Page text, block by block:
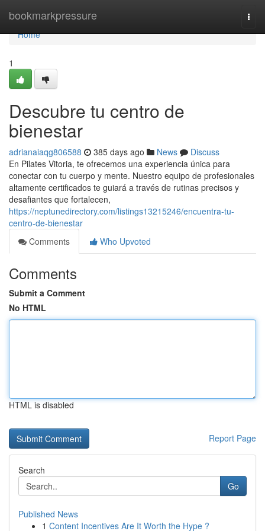
bookmarkpressure
Home
Home
1
Descubre tu centro de
bienestar
adrianaiaqg806588 385 days ago News
Discuss
En Pilates Vitoria, te ofrecemos una experiencia única para
conectar con tu cuerpo y mente. Nuestro equipo de profesionales
altamente certificados te guiará a través de rutinas precisos y
desafiantes que fortalecen,
https://neptunedirectory.com/listings13215246/encuentra-tu-
centro-de-bienestar
Comments
Who Upvoted
Comments
Submit a Comment
No HTML
HTML is disabled
Report Page
Search
Go
Published News
1 Content Incentives Are It Worth the Hype ?